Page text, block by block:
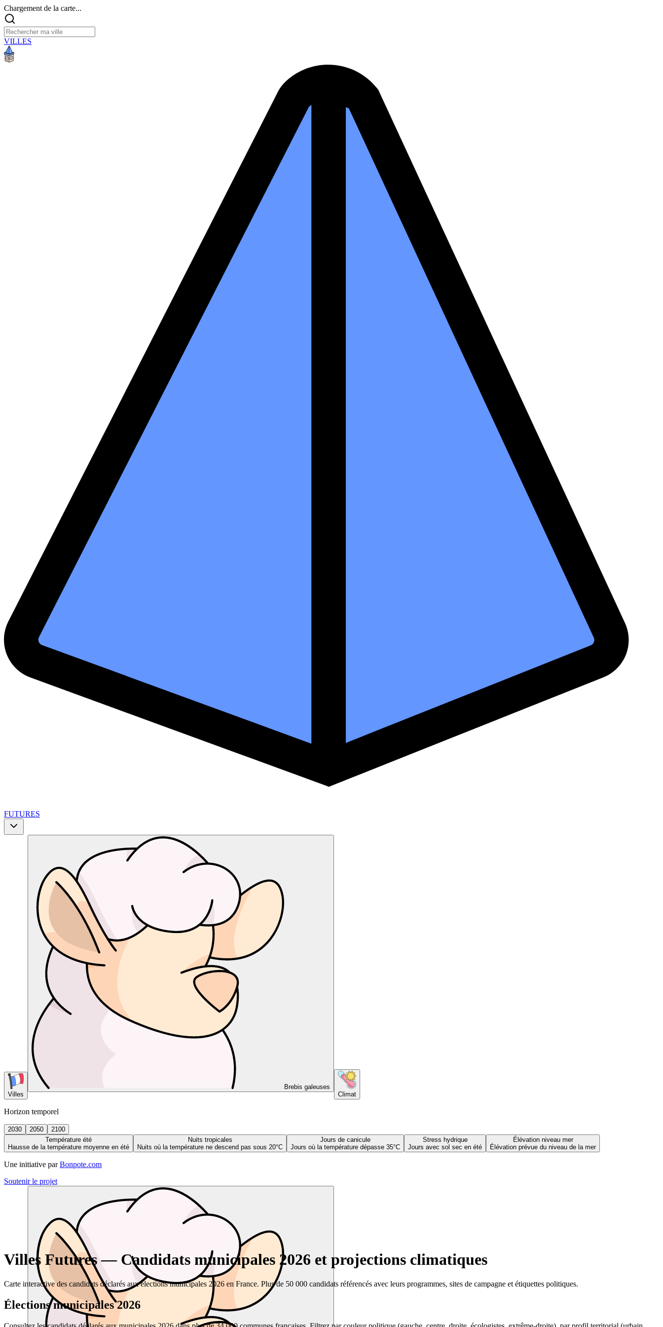
Chargement de la carte...
VILLES
FUTURES
Villes
Brebis galeuses
Climat
Horizon temporel
2030 2050
2100
Température été
Hausse de la température moyenne en été
Nuits tropicales
Nuits où la température ne descend pas sous 20°C
Jours de canicule
Jours où la température dépasse 35°C
Stress hydrique
Jours avec sol sec en été
Élévation niveau mer
Élévation prévue du niveau de la mer
Une initiative par Bonpote.com
Soutenir le projet
Villes Futures — Candidats municipales 2026 et projections climatiques
Carte interactive des candidats déclarés aux élections municipales 2026 en France. Plus de 50 000 candidats référencés avec leurs programmes, sites de campagne et étiquettes politiques.
Élections municipales 2026